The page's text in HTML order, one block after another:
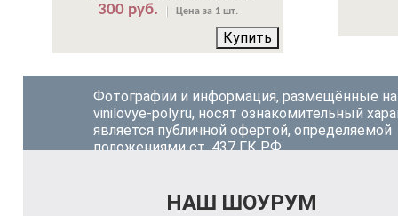
300 руб. Цена за 1 шт.
Купить
Фотографии и информация, размещённые на
vinilovye-poly.ru, носят ознакомительный
является публичной офертой, определяемой
положениями ст. 437 ГК РФ.
НАШ ШОУРУМ